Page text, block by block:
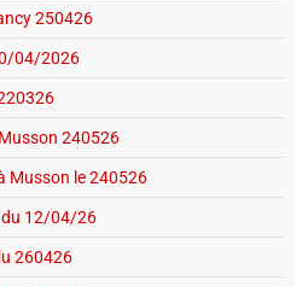
250426
04/2026
240526
Musson le 240526
du 12/04/26
260426